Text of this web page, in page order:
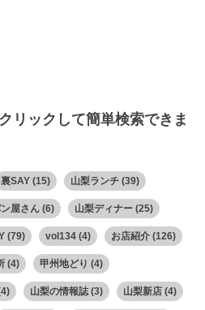
リックして簡単検索できま
裏SAY(15) 山梨ランチ(39)
屋さん(6) 山梨ディナー(25)
(79) vol134(4) お店紹介(126)
(4) 甲州地どり (4)
山梨の情報誌(3) 山梨新店(4)